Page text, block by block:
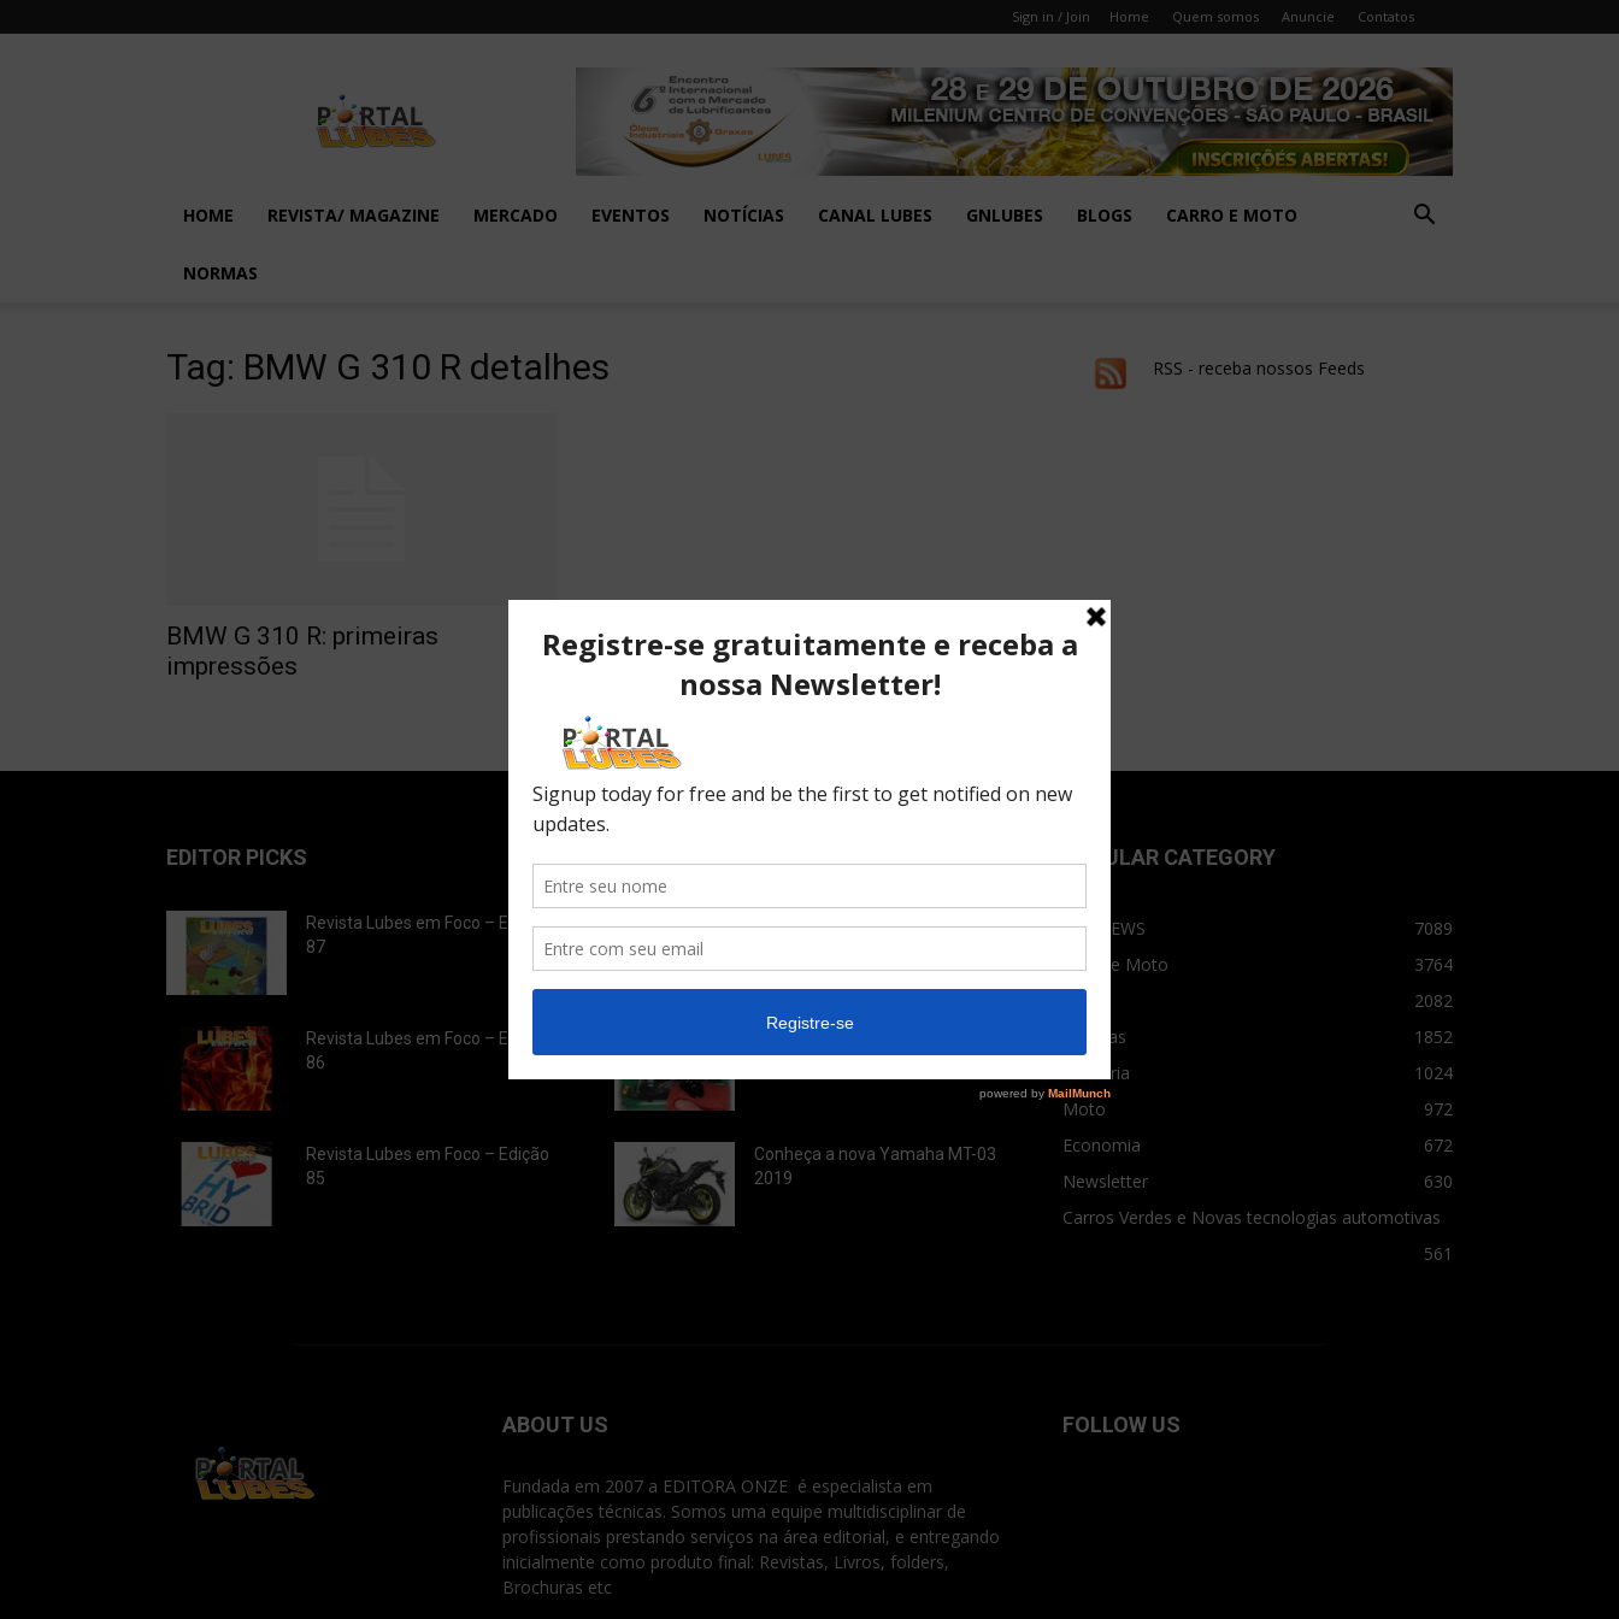
Sign in / Join Home Quem somos Anuncie Contatos
em
Foco
HOME REVISTA/ MAGAZINE MERCADO EVENTOS NOTÍCIAS CANAL LUBES GNLUBES BLOGS CARRO E MOTO
NORMAS
Tag: BMW G 310 R detalhes
BMW G 310 R: primeiras
impressões
RSS - receba nossos Feeds
EDITOR PICKS
Revista Lubes em Foco – Edição
87
Revista Lubes em Foco – Edição
86
Revista Lubes em Foco – Edição
85
Desvendando os segredos dos
desempenho...
10 causas da queda de pressão
Conheça a nova Yamaha MT-03
2019
POPULAR CATEGORY
TOPNEWS
7089
Carro e Moto
3764
2082
Notícias
1852
Indústria
1024
Moto
972
Economia
672
Newsletter
630
Carros Verdes e Novas tecnologias automotivas
561
ABOUT US
Fundada em 2007 a EDITORA ONZE é especialista em
publicações técnicas. Somos uma equipe multidisciplinar de
profissionais prestando serviços na área editorial, e entregando
inicialmente como produto final: Revistas, Livros, folders,
Brochuras etc
FOLLOW US